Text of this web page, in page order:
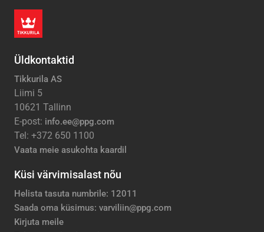
Üldkontaktid
Tikkurila AS
Liimi 5
10621 Tallinn
E-post: info.ee@ppg.com
Tel: +372 650 1100
Vaata meie asukohta kaardil
Küsi värvimisalast nõu
Helista tasuta numbrile: 12011
Saada oma küsimus: varviliin@ppg.com
Kirjuta meile